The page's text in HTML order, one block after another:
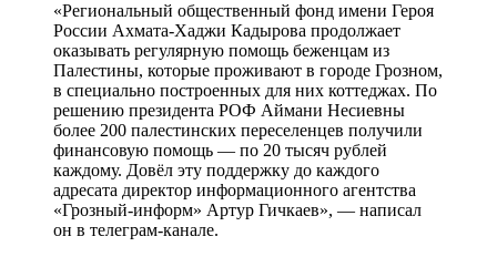
«Региональный общественный фонд имени Героя
России Ахмата-Хаджи Кадырова продолжает
оказывать регулярную помощь беженцам из
Палестины, которые проживают в городе Грозном,
в специально построенных для них коттеджах. По
решению президента РОФ Аймани Несиевны
более 200 палестинских переселенцев получили
финансовую помощь — по 20 тысяч рублей
каждому. Довёл эту поддержку до каждого
адресата директор информационного агентства
«Грозный-информ» Артур Гичкаев», — написал
он в телеграм-канале.